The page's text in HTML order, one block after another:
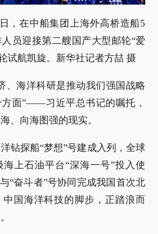
，在中船集团上海外高桥造船5
员迎接第二艘国产大型邮轮“爱
试航凯旋。新华社记者方喆 摄
、海洋科研是推动我们强国战略
面”——习近平总书记的嘱托，
、向海图强的现实。
钻探船“梦想”号建成入列，全球
海上石油平台“深海一号”投入使
“奋斗者”号协同完成我国首次北
国海洋科技的脚步，正踏浪而